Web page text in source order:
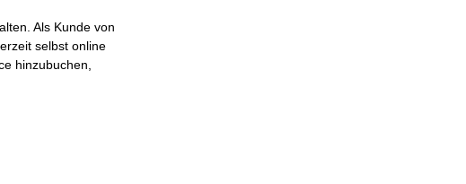
Als Kunde von
selbst online
hinzubuchen,